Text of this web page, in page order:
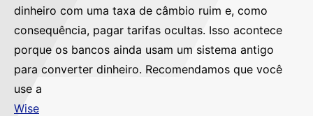
dinheiro com uma taxa de câmbio ruim e, como
consequência, pagar tarifas ocultas. Isso acontece
porque os bancos ainda usam um sistema antigo
para converter dinheiro. Recomendamos que você
use a
Wise